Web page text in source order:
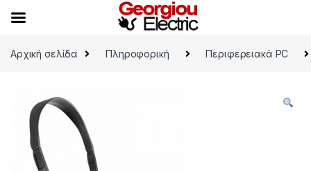
Αρχική σελίδα
Πληροφορική Περιφερειακά PC